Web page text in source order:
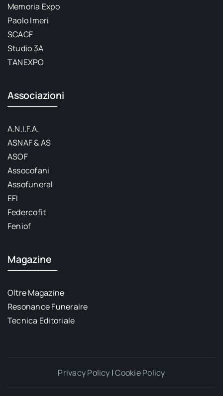
Memoria Expo
Paolo Imeri
SCACF
Studio 3A
TANEXPO
Associazioni
A.N.I.F.A.
ASNAF & AS
ASOF
Assocofani
Assofuneral
EFI
Federcofit
Feniof
Magazine
Oltre Magazine
Resonance Funeraire
Tecnica Editoriale
Privacy Policy |Cookie Policy